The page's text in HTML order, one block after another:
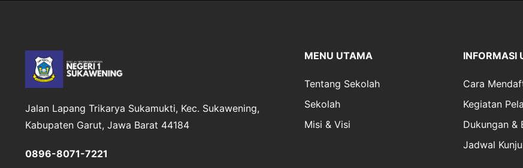
Jalan Lapang Trikarya Sukamukti, Kec. Sukawening,
Kabupaten Garut, Jawa Barat 44184
0896-8071-7221
MENU UTAMA
Tentang Sekolah
Sekolah
Misi & Visi
INFORMASI
Cara
Kegiatan
Dukungan &
Jadwal